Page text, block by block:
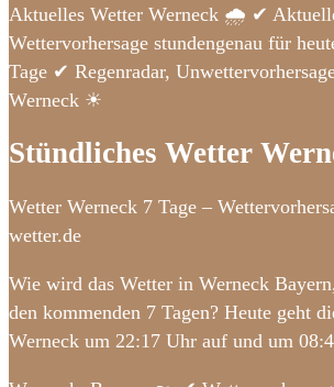
Aktuelles Wetter Werneck 🌧️ ✔
Wettervorhersage stundengenau für
Tage ✔ Regenradar,
Werneck ☀
Stündliches Wetter
Wetter Werneck 7 Tage –
wetter.de
Wie wird das Wetter in Werneck
den kommenden 7 Tagen? Heute geht
Werneck um 22:17 Uhr auf und um